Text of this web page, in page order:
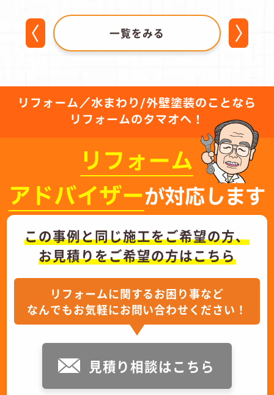
一覧をみる
リフォーム／水まわり/外壁塗装のことなら
リフォームのタマオへ！
リフォーム
アドバイザーが対応します
この事例と同じ施工をご希望の方、
お見積りをご希望の方はこちら
リフォームに関するお困り事など
なんでもお気軽にお問い合わせください！
見積り相談はこちら